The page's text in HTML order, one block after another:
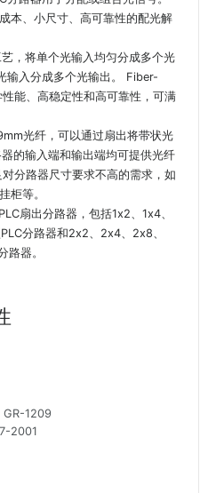
本、小尺寸、高可靠性的配光解
，将单个光输入均匀分成多个光
输入分成多个光输出。 Fiber-
能、高稳定性和高可靠性，可满
光纤，可以通过扇出将带状光
的输入端和输出端均可提供光纤
分路器尺寸要求不高的需求，如
柜等。
扇出分路器，包括1x2、1x4、
分路器和2x2、2x4、2x8、
路器。
GR-1209
2001